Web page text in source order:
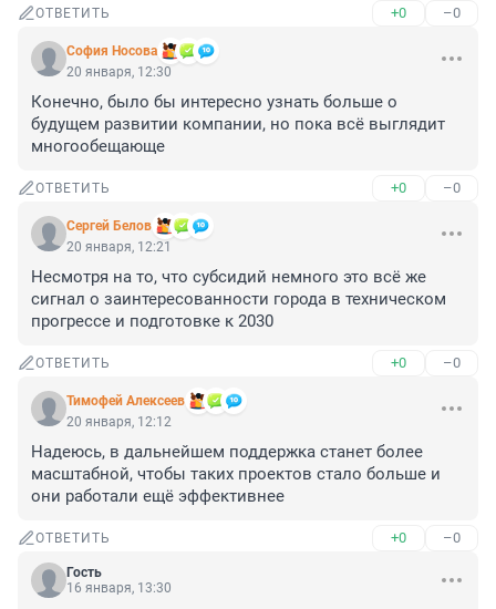
ОТВЕТИТЬ +0 –0
София Носова
20 января, 12:30
Конечно, было бы интересно узнать больше о
будущем развитии компании, но пока всё выглядит
многообещающе
ОТВЕТИТЬ +0 –0
Сергей Белов
20 января, 12:21
Несмотря на то, что субсидий немного это всё же
сигнал о заинтересованности города в техническом
прогрессе и подготовке к 2030
ОТВЕТИТЬ +0 –0
Тимофей Алексеев
20 января, 12:12
Надеюсь, в дальнейшем поддержка станет более
масштабной, чтобы таких проектов стало больше и
они работали ещё эффективнее
ОТВЕТИТЬ +0 –0
Гость
16 января, 13:30